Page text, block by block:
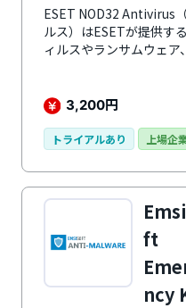
ESET NOD32 Antivirus
ルス）はESETが提供す
ィルスやランサムウェ
3,200円
トライアルあり 上場企
ft
ncy